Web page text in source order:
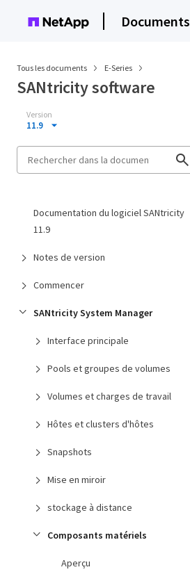
Documents
Tous les documents E-Series
SANtricity software
Version
11.9
Documentation du logiciel SANtricity
11.9
Notes de version
Commencer
SANtricity System Manager
Interface principale
Pools et groupes de volumes
Volumes et charges de travail
Hôtes et clusters d'hôtes
Snapshots
Mise en miroir
stockage à distance
Composants matériels
Aperçu